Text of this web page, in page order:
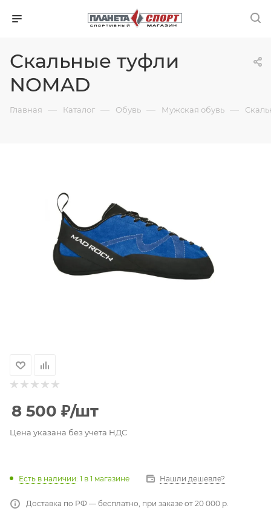
Скальные туфли
NOMAD
Главная — Каталог — Обувь — Мужская обувь —
8 500 ₽/шт
Цена указана без учета НДС
Есть в наличии: 1 в 1 магазине Нашли дешевле?
Доставка по РФ — бесплатно, при заказе от 20 000 р.